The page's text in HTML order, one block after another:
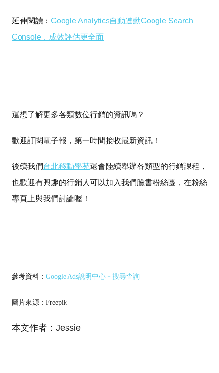
延伸閱讀： Google Analytics自動連動Google Search
Console，成效評估更全面
還想了解更多各類數位行銷的資訊嗎？
歡迎訂閱電子報，第一時間接收最新資訊！
後續我們台北移動學苑還會陸續舉辦各類型的行銷課程，
也歡迎有興趣的行銷人可以加入我們臉書粉絲團，在粉絲
專頁上與我們討論喔！
參考資料： Google Ads說明中心－搜尋查詢
圖片來源：Freepik
本文作者：Jessie